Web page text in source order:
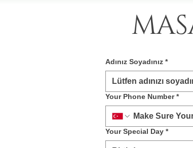
Adınız Soyadınız *
Your Phone Number *
Your Special Day *